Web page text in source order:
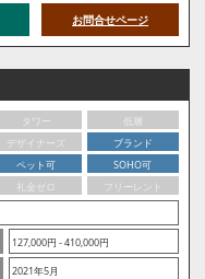
お問合せページ
タワー
低層
デザイナーズ
ブランド
ペット可
SOHO可
礼金ゼロ
フリーレント
127,000円 - 410,000円
2021年5月